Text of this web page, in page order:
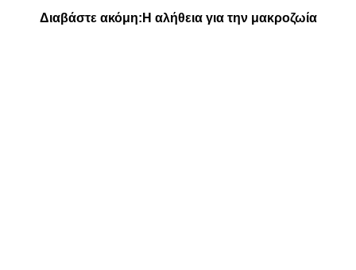
Διαβάστε ακόμη: Η αλήθεια για την μακροζωία